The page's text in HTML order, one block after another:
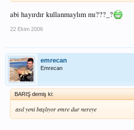
abi hayırdır kullanmaylım mı???_?
22 Ekim 2006
emrecan
Emrecan
BARIŞ demiş ki:
asıl yeni başlıyor emre dur nereye